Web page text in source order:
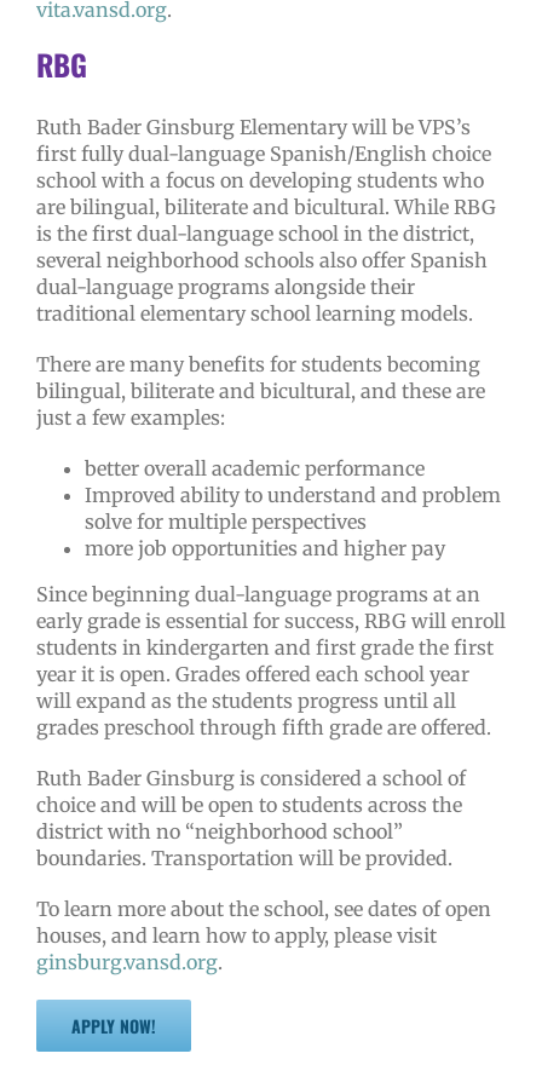
vita.vansd.org.
RBG
Ruth Bader Ginsburg Elementary will be VPS’s
first fully dual-language Spanish/English choice
school with a focus on developing students who
are bilingual, biliterate and bicultural.While RBG
is the first dual-language school in the district,
several neighborhood schools also offer Spanish
dual-language programs alongside their
traditional elementary school learning models.
There are many benefits for students becoming
bilingual, biliterate and bicultural, and these are
just a few examples:
better overall academic performance
Improved ability to understand and problem
solve for multiple perspectives
more job opportunities and higher pay
Since beginning dual-language programs at an
early grade is essential for success, RBG will enroll
students in kindergarten and first grade the first
year it is open. Grades offered each school year
will expand as the students progress until all
grades preschool through fifth grade are offered.
Ruth Bader Ginsburg is considered a school of
choice and will be open to students across the
district with no “neighborhood school”
boundaries. Transportation will be provided.
To learn more about the school, see dates of open
houses, and learn how to apply, please visit
ginsburg.vansd.org.
APPLY NOW!